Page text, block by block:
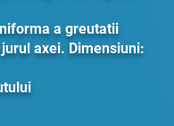
a greutatii
axei. Dimensiuni: